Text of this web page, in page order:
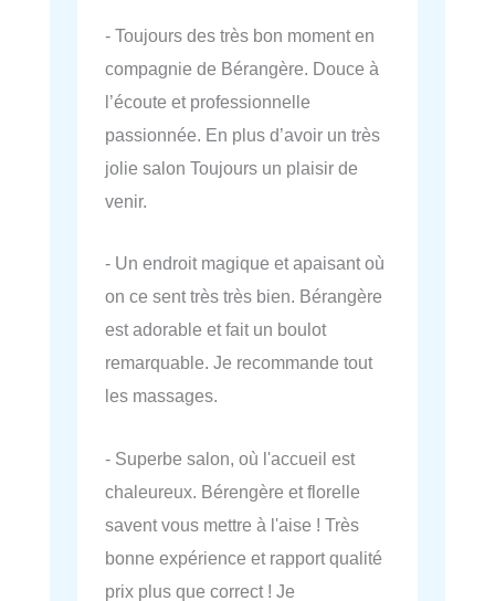
- Toujours des très bon moment en
compagnie de Bérangère. Douce à
l’écoute et professionnelle
passionnée. En plus d’avoir un très
jolie salon Toujours un plaisir de
venir.
- Un endroit magique et apaisant où
on ce sent très très bien. Bérangère
est adorable et fait un boulot
remarquable. Je recommande tout
les massages.
- Superbe salon, où l'accueil est
chaleureux. Bérengère et florelle
savent vous mettre à l'aise ! Très
bonne expérience et rapport qualité
prix plus que correct ! Je